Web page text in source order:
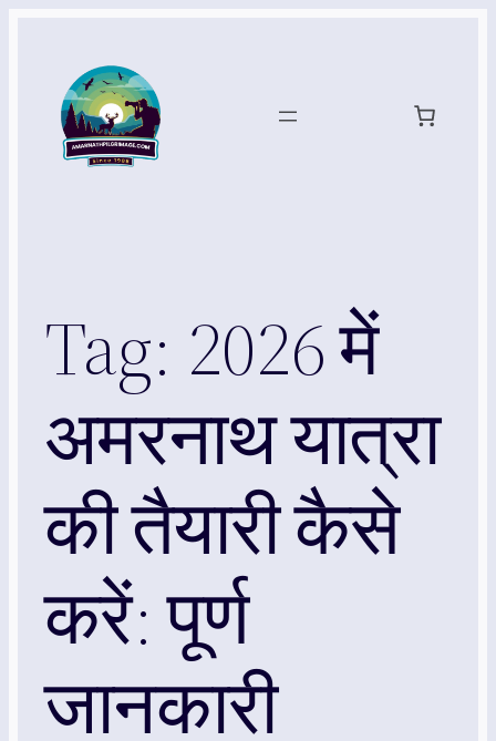
content
Tag: 2026 में
अमरनाथ यात्रा
की तैयारी कैसे
करें: पूर्ण
जानकारी